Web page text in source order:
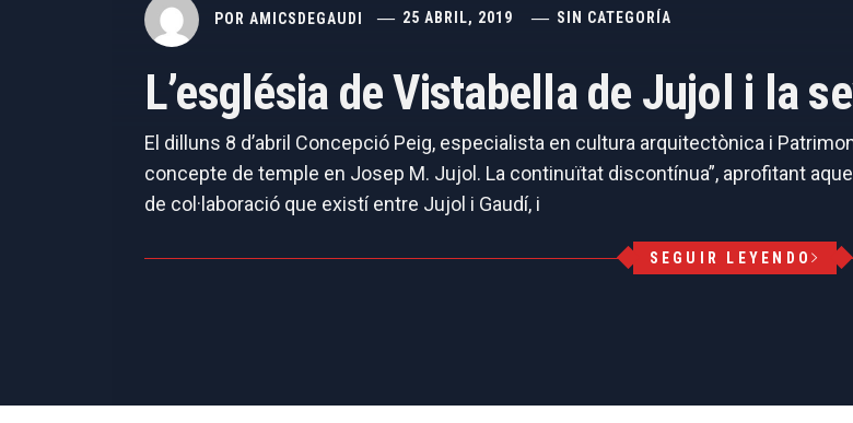
POR AMICSDEGAUDI 25 ABRIL, 2019 SIN CATEGORÍA
L’església de Vistabella de Jujol i la
El dilluns 8 d’abril Concepció Peig, especialista en cultura arquitectònica i
concepte de temple en Josep M. Jujol. La continuïtat discontínua”, aprofitant
de col·laboració que existí entre Jujol i Gaudí, i
SEGUIR LEYENDO